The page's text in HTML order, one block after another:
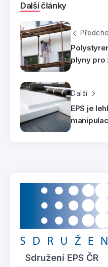
Další články
plyny pro
Další
EPS je
Sdružení EPS ČR